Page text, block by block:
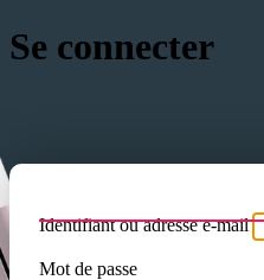
Se connecter
Identifiant ou adresse e-mail
Mot de passe